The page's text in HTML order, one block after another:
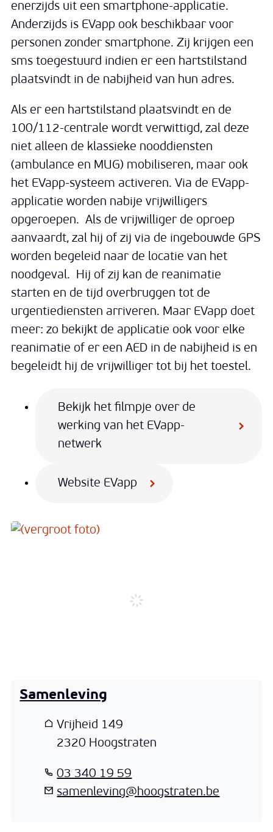
enerzijds uit een smartphone-applicatie.
Anderzijds is EVapp ook beschikbaar voor
personen zonder smartphone. Zij krijgen een
sms toegestuurd indien er een hartstilstand
plaatsvindt in de nabijheid van hun adres.
Als er een hartstilstand plaatsvindt en de
100/112-centrale wordt verwittigd, zal deze
niet alleen de klassieke nooddiensten
(ambulance en MUG) mobiliseren, maar ook
het EVapp-systeem activeren. Via de EVapp-
applicatie worden nabije vrijwilligers
opgeroepen. Als de vrijwilliger de oproep
aanvaardt, zal hij of zij via de ingebouwde GPS
worden begeleid naar de locatie van het
noodgeval. Hij of zij kan de reanimatie
starten en de tijd overbruggen tot de
urgentiediensten arriveren. Maar EVapp doet
meer: zo bekijkt de applicatie ook voor elke
reanimatie of er een AED in de nabijheid is en
begeleidt hij de vrijwilliger tot bij het toestel.
Bekijk het filmpje over de
werking van het EVapp-
netwerk
Website EVapp
Samenleving
Adres Vrijheid 149
,2320 Hoogstraten
03 340 19 59
E-mailsamenleving@hoogstraten.be